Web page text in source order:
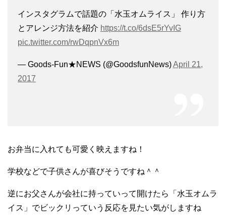
インスタグラムで話題の「水玉オムライス」 作り方
とアレンジ方法を紹介 https://t.co/6dsE5rYvIG
pic.twitter.com/rwDqpnVx6m
— Goods-Fun★NEWS (@GoodsfunNews)April 21,
2017
お弁当に入れても可愛く映えますね！
学校などで子供さんが喜びそうですね＾＾
逆にお父さんが会社に持っていって開けたら「水玉オムラ
イス」でビックリっていう反応を見たい気がしますね